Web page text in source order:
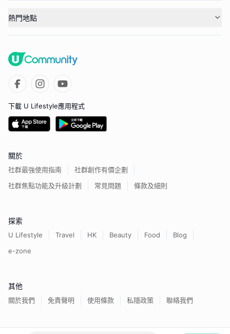
熱門地點
下載 U Lifestyle應用程式
關於
社群最強使用指南
社群創作有價企劃
社群焦點功能及升級計劃
常見問題 條款及細則
探索
U Lifestyle Travel HK Beauty Food
Blog
e-zone
其他
關於我們 免責聲明 使用條款 私隱政策 聯絡我們